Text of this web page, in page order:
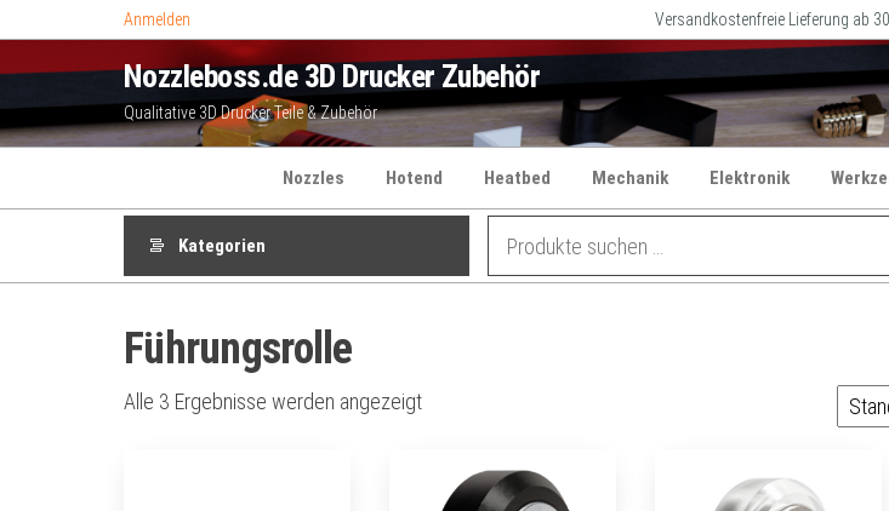
Anmelden Versandkostenfreie Lieferung ab
Nozzleboss.de 3D Drucker Zubehör
Qualitative 3D Drucker Teile & Zubehör
Nozzles Hotend Heatbed Mechanik Elektronik
Kategorien
Führungsrolle
Alle 3 Ergebnisse werden angezeigt